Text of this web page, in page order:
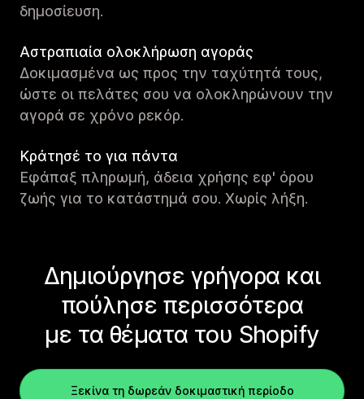
δημοσίευση.
Αστραπιαία ολοκλήρωση αγοράς
Δοκιμασμένα ως προς την ταχύτητά τους,
ώστε οι πελάτες σου να ολοκληρώνουν την
αγορά σε χρόνο ρεκόρ.
Κράτησέ το για πάντα
Εφάπαξ πληρωμή, άδεια χρήσης εφ' όρου
ζωής για το κατάστημά σου. Χωρίς λήξη.
Δημιούργησε γρήγορα και
πούλησε περισσότερα
με τα θέματα του Shopify
Ξεκίνα τη δωρεάν δοκιμαστική περίοδο